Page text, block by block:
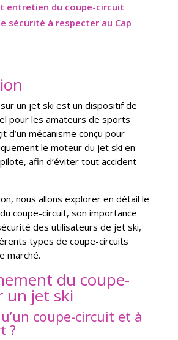
entretien du coupe-circuit
sécurité à respecter au Cap
un jet ski est un dispositif de
pour les amateurs de sports
d’un mécanisme conçu pour
le moteur du jet ski en
afin d’éviter tout accident
nous allons explorer en détail le
coupe-circuit, son importance
des utilisateurs de jet ski,
types de coupe-circuits
marché.
du coupe-
un jet ski
coupe-circuit et à
?